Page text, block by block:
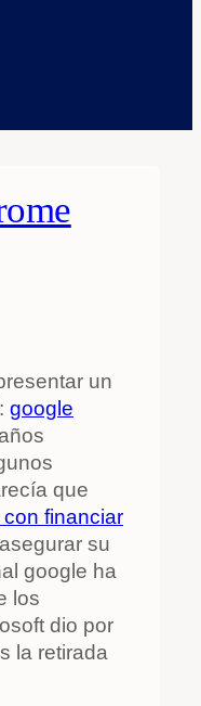
un
google
que
financiar
su
google ha
los
dio por
la retirada